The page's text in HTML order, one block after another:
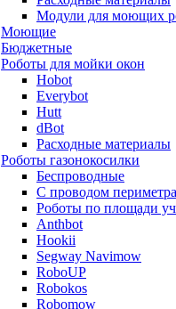
Модули для моющих
Моющие
Бюджетные
Роботы для мойки окон
Hobot
Everybot
Hutt
dBot
Расходные материалы
Роботы газонокосилки
Беспроводные
С проводом периметра
Роботы по площади
Anthbot
Hookii
Segway Navimow
RoboUP
Robokos
Robomow